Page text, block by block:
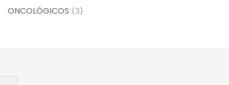
ONCOLÓGICOS (3)